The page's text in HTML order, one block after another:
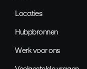
Locaties
Hubpbronnen
Werk voor ons